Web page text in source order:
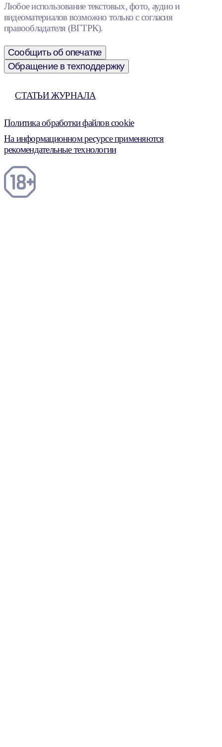
Любое использование текстовых, фото, аудио и
видеоматериалов возможно только с согласия
правообладателя (ВГТРК).
Сообщить об опечатке
Обращение в техподдержку
СТАТЬИ ЖУРНАЛА
Политика обработки файлов cookie
На информационном ресурсе применяются
рекомендательные технологии